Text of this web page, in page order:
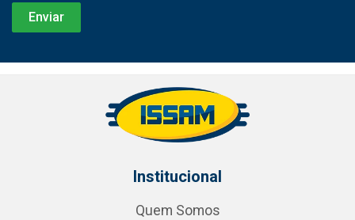
Institucional
Quem Somos